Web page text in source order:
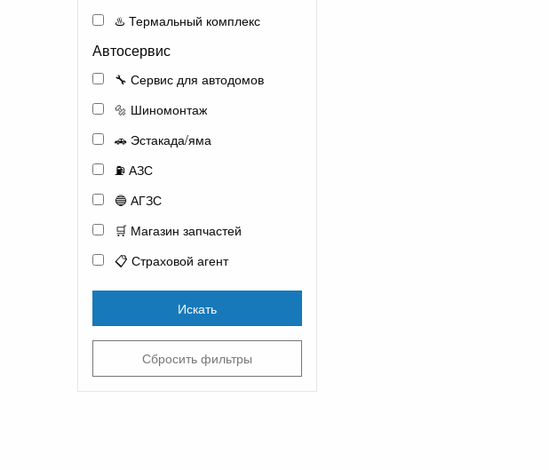
♨️ Термальный комплекс
Автосервис
🔧 Сервис для автодомов
🔩 Шиномонтаж
🚗 Эстакада/яма
⛽ АЗС
🔵 АГЗС
🛒 Магазин запчастей
📋 Страховой агент
Искать
Сбросить фильтры